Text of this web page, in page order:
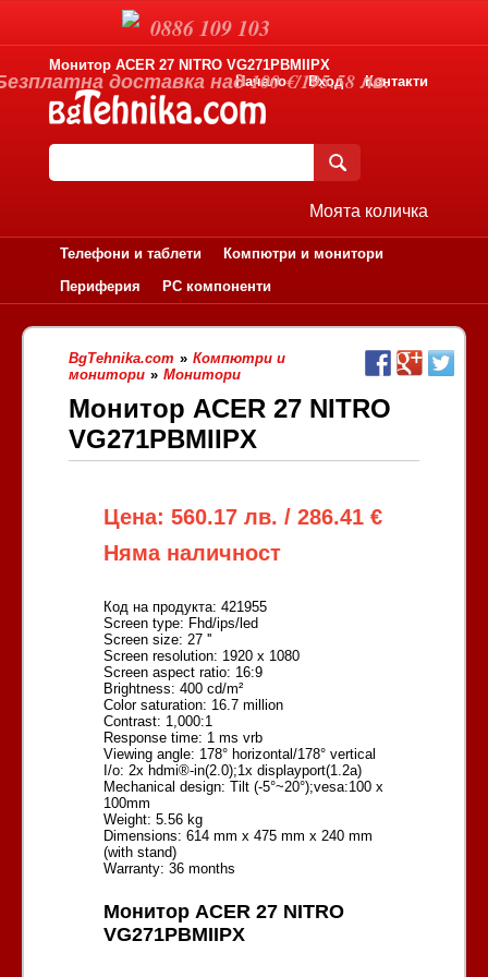
Монитор ACER 27 NITRO VG271PBMIIPX
Начало
Вход Контакти
Моята количка
Телефони и таблети
Компютри и монитори
Периферия
PC компоненти
BgTehnika.com » Компютри и
монитори » Монитори
Монитор ACER 27 NITRO
VG271PBMIIPX
Цена: 560.17 лв. / 286.41 €
Няма наличност
Код на продукта: 421955
Screen type: Fhd/ips/led
Screen size: 27 ''
Screen resolution: 1920 x 1080
Screen aspect ratio: 16:9
Brightness: 400 cd/m²
Color saturation: 16.7 million
Contrast: 1,000:1
Response time: 1 ms vrb
Viewing angle: 178° horizontal/178° vertical
I/o: 2x hdmi®-in(2.0);1x displayport(1.2a)
Mechanical design: Tilt (-5°~20°);vesa:100 x
100mm
Weight: 5.56 kg
Dimensions: 614 mm x 475 mm x 240 mm
(with stand)
Warranty: 36 months
Монитор ACER 27 NITRO
VG271PBMIIPX
0886 109 103
доставка над 100 €/195.58 лв.